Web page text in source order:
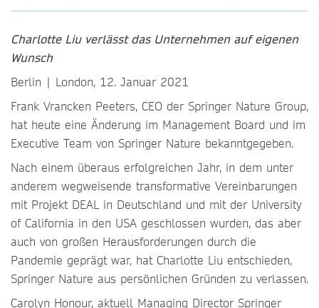
Charlotte Liu verlässt das Unternehmen auf eigenen
Wunsch
Berlin | London, 12. Januar 2021
Frank Vrancken Peeters, CEO der Springer Nature Group,
hat heute eine Änderung im Management Board und im
Executive Team von Springer Nature bekanntgegeben.
Nach einem überaus erfolgreichen Jahr, in dem unter
anderem wegweisende transformative Vereinbarungen
mit Projekt DEAL in Deutschland und mit der University
of California in den USA geschlossen wurden, das aber
auch von großen Herausforderungen durch die
Pandemie geprägt war, hat Charlotte Liu entschieden,
Springer Nature aus persönlichen Gründen zu verlassen.
Carolyn Honour, aktuell Managing Director Springer